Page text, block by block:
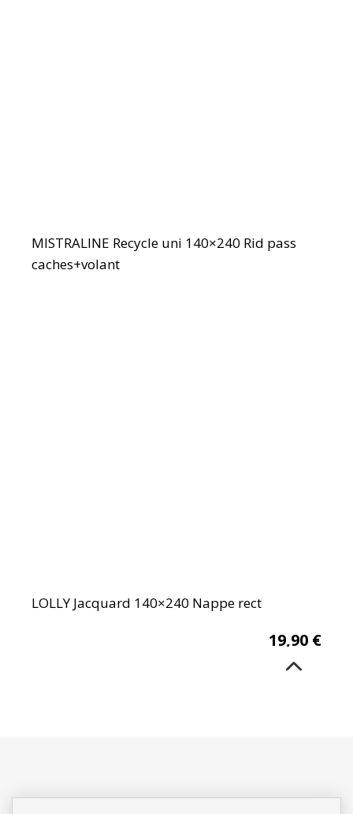
MISTRALINE Recycle uni 140×240 Rid pass
caches+volant
LOLLY Jacquard 140×240 Nappe rect
19,90 €